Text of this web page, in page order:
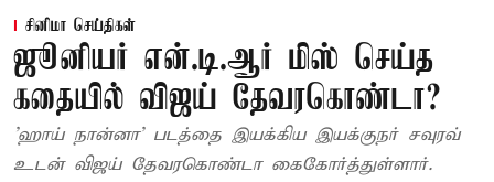
சினிமா செய்திகள்
ஜூனியர் என்.டி.ஆர் மிஸ் செய்த
கதையில் விஜய் தேவரகொண்டா?
'ஹாய் நான்னா' படத்தை இயக்கிய இயக்குநர் சவுரவ்
உடன் விஜய் தேவரகொண்டா கைகோர்த்துள்ளார்.